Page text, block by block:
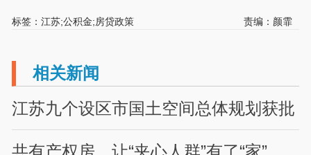
标签：江苏;公积金;房贷政策 责编：颜霏
相关新闻
江苏九个设区市国土空间总体规划获批